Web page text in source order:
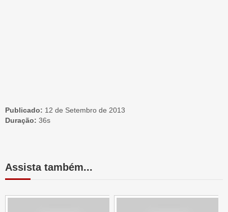
Publicado: 12 de Setembro de 2013
Duração: 36s
Assista também...